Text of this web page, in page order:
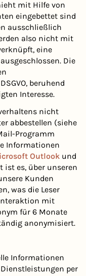
mit Hilfe von
eingebettet sind
ausschließlich
also nicht mit
eine
Die
beruhend
Interesse.
nicht
abbestellen (siehe
Programm
Informationen
Outlook und
ist es, über unseren
Kunden
was die Leser
mit
für 6 Monate
anonymisiert.
Informationen
per